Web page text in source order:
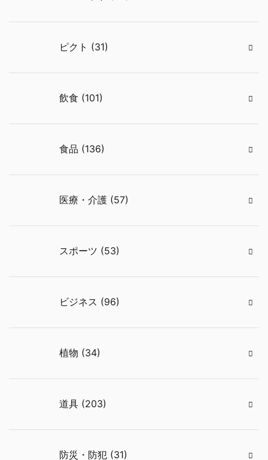
ピクト (31)
飲食 (101)
食品 (136)
医療・介護 (57)
スポーツ (53)
ビジネス (96)
植物 (34)
道具 (203)
防災・防犯 (31)